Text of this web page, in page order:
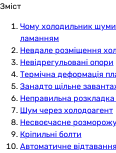
Зміст
Чому холодильник
ламанням
Невдале розміщення
Невідрегульовані опори
Термічна деформація
Занадто щільне
Неправильна розкладка
Шум через холодоагент
Несвоєчасне
Кріпильні болти
Автоматичне відтавання